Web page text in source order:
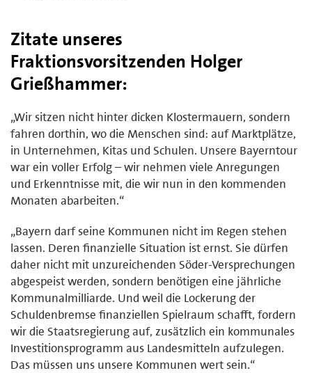
Zitate unseres
Fraktionsvorsitzenden Holger
Grießhammer:
„Wir sitzen nicht hinter dicken Klostermauern, sondern
fahren dorthin, wo die Menschen sind: auf Marktplätze,
in Unternehmen, Kitas und Schulen. Unsere Bayerntour
war ein voller Erfolg – wir nehmen viele Anregungen
und Erkenntnisse mit, die wir nun in den kommenden
Monaten abarbeiten.“
„Bayern darf seine Kommunen nicht im Regen stehen
lassen. Deren finanzielle Situation ist ernst. Sie dürfen
daher nicht mit unzureichenden Söder-Versprechungen
abgespeist werden, sondern benötigen eine jährliche
Kommunalmilliarde. Und weil die Lockerung der
Schuldenbremse finanziellen Spielraum schafft, fordern
wir die Staatsregierung auf, zusätzlich ein kommunales
Investitionsprogramm aus Landesmitteln aufzulegen.
Das müssen uns unsere Kommunen wert sein.“